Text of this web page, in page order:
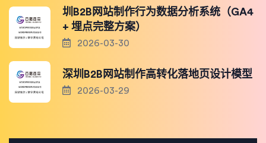
圳B2B网站制作行为数据分析系统（GA4
+ 埋点完整方案）
2026-03-30
深圳B2B网站制作高转化落地页设计模型
2026-03-29